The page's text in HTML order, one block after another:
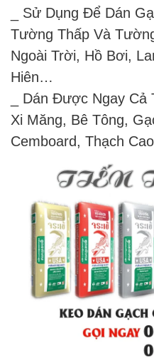
_ Sử Dụng Để Dán
Tường Thấp Và
Ngoài Trời, Hồ Bơi,
Hiên…
_ Dán Được Ngay
Xi Măng, Bê Tông,
Cemboard, Thạch